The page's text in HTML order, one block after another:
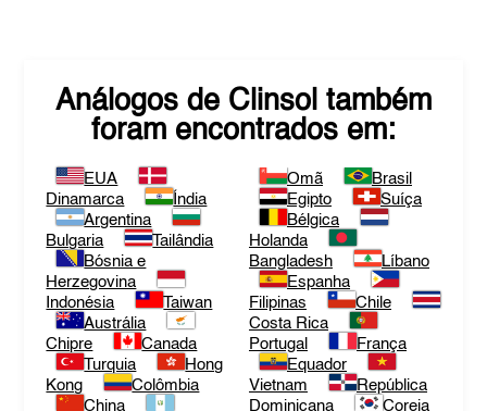
Análogos de Clinsol também
foram encontrados em:
EUA
Dinamarca
Índia
Argentina
Bulgaria
Tailândia
Bósnia e
Herzegovina
Indonésia
Taiwan
Austrália
Chipre
Canada
Turquia
Hong
Kong
Colômbia
China
Omã
Brasil
Egipto
Suíça
Bélgica
Holanda
Bangladesh
Líbano
Espanha
Filipinas
Chile
Costa Rica
Portugal
França
Equador
Vietnam
República
Dominicana
Coreia